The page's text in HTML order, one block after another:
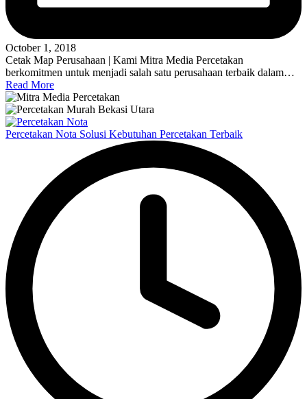
October 1, 2018
Cetak Map Perusahaan | Kami Mitra Media Percetakan
berkomitmen untuk menjadi salah satu perusahaan terbaik dalam…
Read More
Percetakan Nota Solusi Kebutuhan Percetakan Terbaik